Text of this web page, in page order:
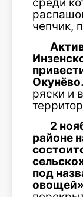
чепчик,
Окунёво.
ряски и
2
районе
под